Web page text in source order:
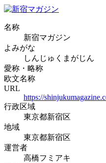
名称
新宿マガジン
よみがな
しんじゅくまがじん
愛称・略称
欧文名称
URL
https://
行政区域
東京都新宿区
地域
東京都新宿区
運営者
高橋フミアキ